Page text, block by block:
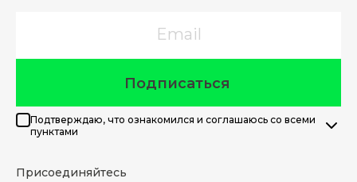
Подписаться
Подтверждаю, что ознакомился и соглашаюсь со всеми
пунктами
Присоединяйтесь